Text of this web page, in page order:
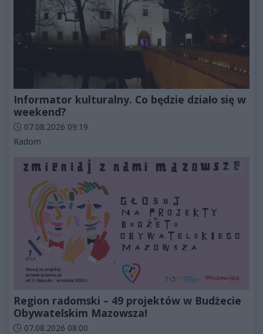
Informator kulturalny. Co będzie działo się w
weekend?
Data dodania artykułu:
07.08.2026 09:19
Kategorie artykułu:
Radom
Region radomski – 49 projektów w Budżecie
Obywatelskim Mazowsza!
Data dodania artykułu:
07.08.2026 08:00